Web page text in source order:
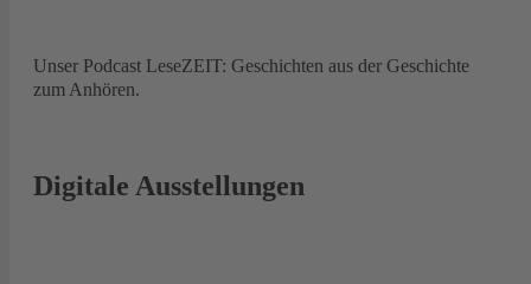
Unser Podcast LeseZEIT: Geschichten aus der Geschichte
zum Anhören.
Digitale Ausstellungen